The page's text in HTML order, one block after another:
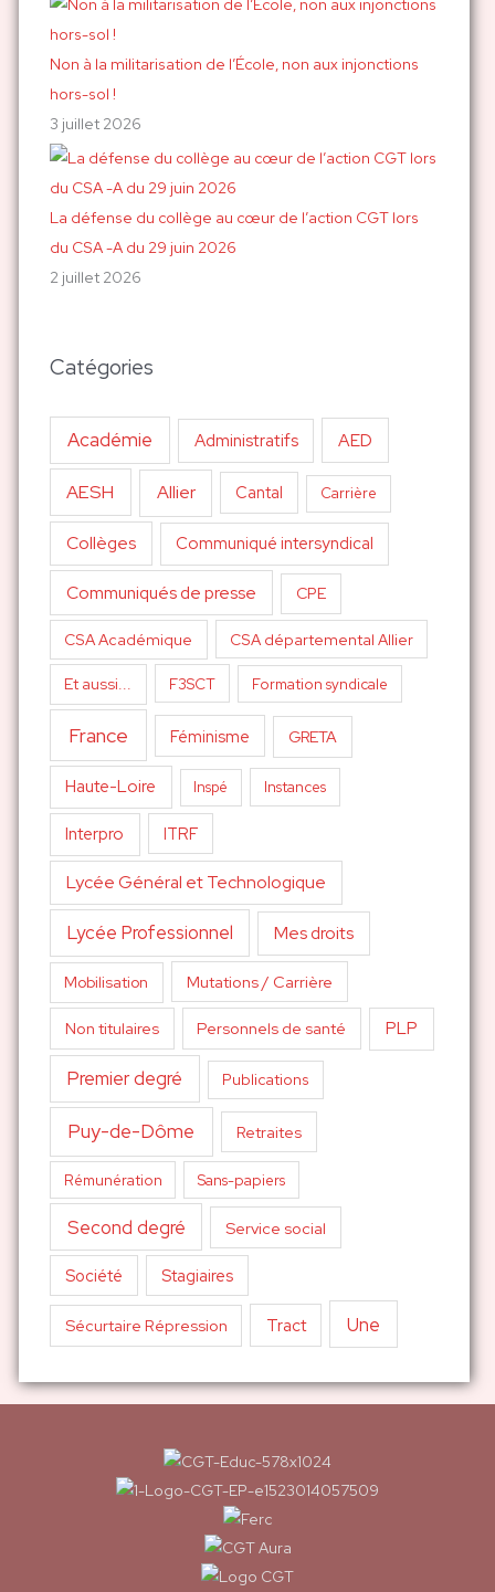
Non à la militarisation de l’École, non aux injonctions
hors-sol !
3 juillet 2026
La défense du collège au cœur de l’action CGT lors
du CSA -A du 29 juin 2026
2 juillet 2026
Catégories
Académie Administratifs AED
AESH Allier Cantal Carrière
Collèges Communiqué intersyndical
Communiqués de presse CPE
CSA Académique CSA départemental Allier
Et aussi... F3SCT Formation syndicale
France Féminisme GRETA
Haute-Loire Inspé Instances
Interpro ITRF
Lycée Général et Technologique
Lycée Professionnel Mes droits
Mobilisation Mutations / Carrière
Non titulaires Personnels de santé PLP
Premier degré Publications
Puy-de-Dôme Retraites
Rémunération Sans-papiers
Second degré Service social
Société Stagiaires
Sécurtaire Répression Tract Une